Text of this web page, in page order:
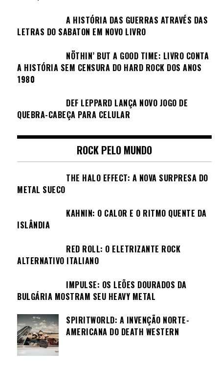
A HISTÓRIA DAS GUERRAS ATRAVÉS DAS
LETRAS DO SABATON EM NOVO LIVRO
NÖTHIN’ BUT A GOOD TIME: LIVRO CONTA
A HISTÓRIA SEM CENSURA DO HARD ROCK DOS ANOS
1980
DEF LEPPARD LANÇA NOVO JOGO DE
QUEBRA-CABEÇA PARA CELULAR
ROCK PELO MUNDO
THE HALO EFFECT: A NOVA SURPRESA DO
METAL SUECO
KAHNIN: O CALOR E O RITMO QUENTE DA
ISLÂNDIA
RED ROLL: O ELETRIZANTE ROCK
ALTERNATIVO ITALIANO
IMPULSE: OS LEÕES DOURADOS DA
BULGÁRIA MOSTRAM SEU HEAVY METAL
SPIRITWORLD: A INVENÇÃO NORTE-
AMERICANA DO DEATH WESTERN